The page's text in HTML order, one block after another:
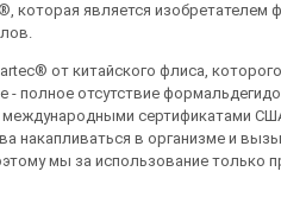
которая является изобретателем
от китайского флиса,
- полное отсутствие
сертификатами
накапливаться в организме и
мы за использование только